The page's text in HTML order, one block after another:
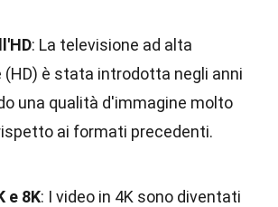
: La televisione ad alta
(HD) è stata introdotta negli anni
una qualità d'immagine molto
ai formati precedenti.
e 8K: I video in 4K sono diventati